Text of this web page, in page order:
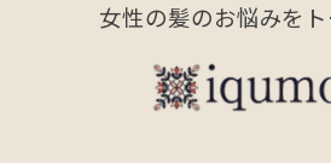
女性の髪のお悩みを